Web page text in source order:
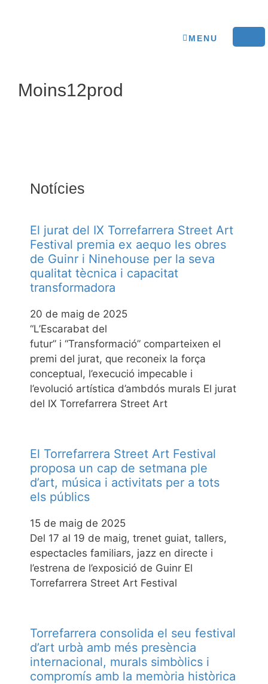
MENU
Moins12prod
Notícies
El jurat del IX Torrefarrera Street Art
Festival premia ex aequo les obres
de Guinr i Ninehouse per la seva
qualitat tècnica i capacitat
transformadora
20 de maig de 2025
“L’Escarabat del
futur” i “Transformació” comparteixen el
premi del jurat, que reconeix la força
conceptual, l’execució impecable i
l’evolució artística d’ambdós murals El jurat
del IX Torrefarrera Street Art
El Torrefarrera Street Art Festival
proposa un cap de setmana ple
d’art, música i activitats per a tots
els públics
15 de maig de 2025
Del 17 al 19 de maig, trenet guiat, tallers,
espectacles familiars, jazz en directe i
l’estrena de l’exposició de Guinr El
Torrefarrera Street Art Festival
Torrefarrera consolida el seu festival
d’art urbà amb més presència
internacional, murals simbòlics i
compromís amb la memòria històrica